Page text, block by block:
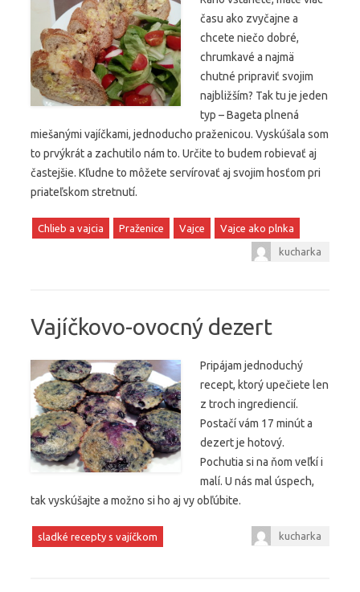
času ako zvyčajne a
chcete niečo dobré,
chrumkavé a najmä
chutné pripraviť svojim
najbližším? Tak tu je jeden
typ – Bageta plnená
miešanými vajíčkami, jednoducho praženicou. Vyskúšala som
to prvýkrát a zachutilo nám to. Určite to budem robievať aj
častejšie. Kľudne to môžete servírovať aj svojim hosťom pri
priateľskom stretnutí.
Chlieb a vajcia Praženice Vajce Vajce ako plnka
kucharka
Vajíčkovo-ovocný dezert
Pripájam jednoduchý
recept, ktorý upečiete len
z troch ingrediencií.
Postačí vám 17 minút a
dezert je hotový.
Pochutia si na ňom veľkí i
malí. U nás mal úspech,
tak vyskúšajte a možno si ho aj vy obľúbite.
sladké recepty s vajíčkom kucharka